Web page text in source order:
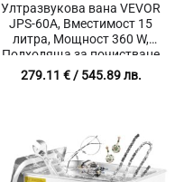
Ултразвукова вана VEVOR
JPS-60A, Вместимост 15
литра, Мощност 360 W,
Подходяща за почистване
на бижута, дюзи, различни
метали
279.11 €/ 545.89 лв.